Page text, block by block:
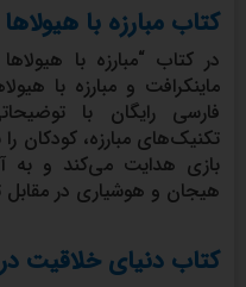
کتاب مبارزه با
در کتاب “مبارزه با
ماینکرافت و مبارزه با
فارسی رایگان با
تکنیک‌های مبارزه، کودکان
بازی هدایت می‌کند و به
هیجان و هوشیاری در مقابل
کتاب دنیای خلاقیت